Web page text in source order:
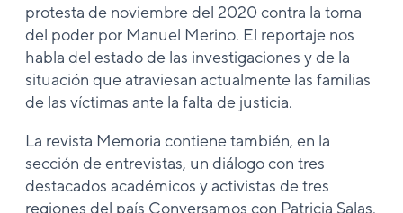
protesta de noviembre del 2020 contra la toma
del poder por Manuel Merino. El reportaje nos
habla del estado de las investigaciones y de la
situación que atraviesan actualmente las familias
de las víctimas ante la falta de justicia.
La revista Memoria contiene también, en la
sección de entrevistas, un diálogo con tres
destacados académicos y activistas de tres
regiones del país Conversamos con Patricia Salas,